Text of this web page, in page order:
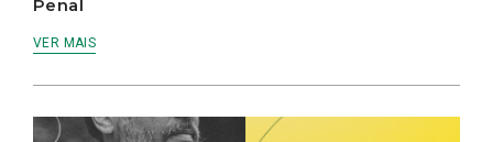
Penal
VER MAIS